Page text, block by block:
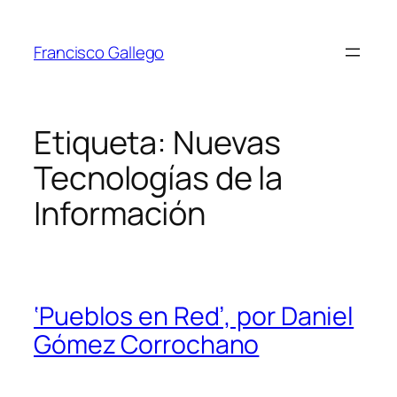
contenido
Francisco Gallego
Etiqueta: Nuevas
Tecnologías de la
Información
‘Pueblos en Red’, por Daniel
Gómez Corrochano